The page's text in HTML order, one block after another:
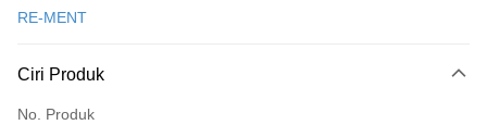
Hanya menyokong Maybank, CIMB Bank, Public Bank, RHB Bank, Hong
RE-MENT
Ciri Produk
No. Produk